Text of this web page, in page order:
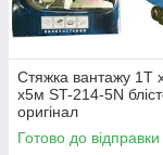
Стяжка вантажу 1T
х5м ST-214-5N
оригінал
Готово до відправки